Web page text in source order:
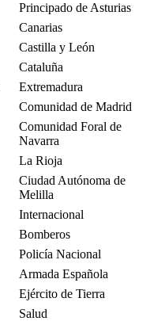
Principado de Asturias
Canarias
Castilla y León
Cataluña
Extremadura
Comunidad de Madrid
Comunidad Foral de
Navarra
La Rioja
Ciudad Autónoma de
Melilla
Internacional
Bomberos
Policía Nacional
Armada Española
Ejército de Tierra
Salud